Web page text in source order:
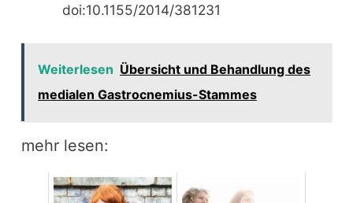
doi:10.1155/2014/381231
Weiterlesen Übersicht und Behandlung des
medialen Gastrocnemius-Stammes
mehr lesen: